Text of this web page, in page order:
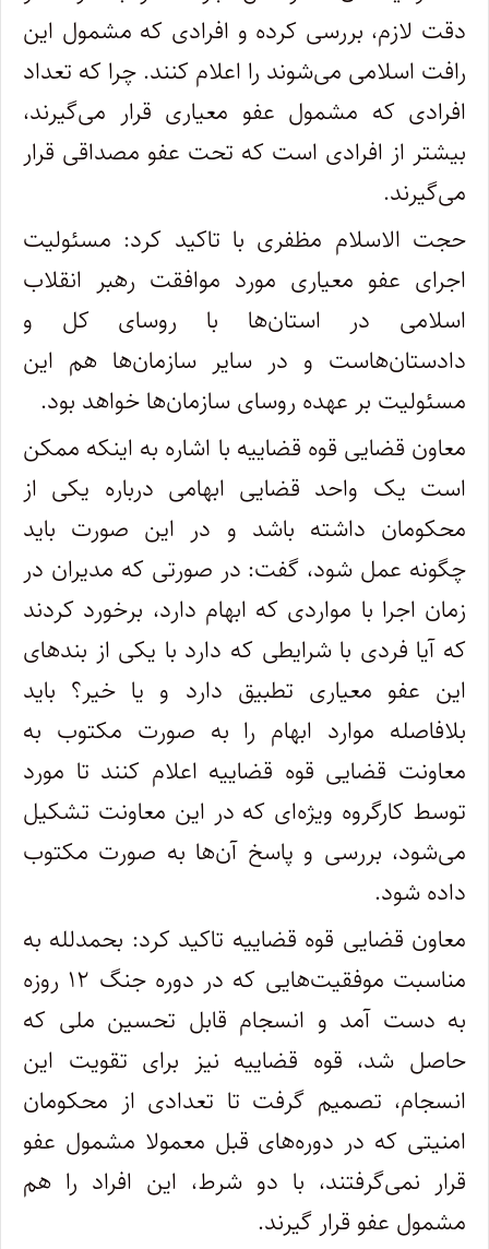
دقت لازم، بررسی کرده و افرادی که مشمول این
رافت اسلامی می‌شوند را اعلام کنند. چرا که تعداد
افرادی که مشمول عفو معیاری قرار می‌گیرند،
بیشتر از افرادی است که تحت عفو مصداقی قرار
می‌گیرند.
حجت الاسلام مظفری با تاکید کرد: مسئولیت
اجرای عفو معیاری مورد موافقت رهبر انقلاب
اسلامی در استان‌ها با روسای کل و
دادستان‌هاست و در سایر سازمان‌ها هم این
مسئولیت بر عهده روسای سازمان‌ها خواهد بود.
معاون قضایی قوه قضاییه با اشاره به اینکه ممکن
است یک واحد قضایی ابهامی درباره یکی از
محکومان داشته باشد و در این صورت باید
چگونه عمل شود، گفت: در صورتی که مدیران در
زمان اجرا با مواردی که ابهام دارد، برخورد کردند
که آیا فردی با شرایطی که دارد با یکی از بند‌های
این عفو معیاری تطبیق دارد و یا خیر؟ باید
بلافاصله موارد ابهام را به صورت مکتوب به
معاونت قضایی قوه قضاییه اعلام کنند تا مورد
توسط کارگروه ویژه‌ای که در این معاونت تشکیل
می‌شود، بررسی و پاسخ آن‌ها به صورت مکتوب
داده شود.
معاون قضایی قوه قضاییه تاکید کرد: بحمدلله به
مناسبت موفقیت‌هایی که در دوره جنگ ۱۲ روزه
به دست آمد و انسجام قابل تحسین ملی که
حاصل شد، قوه قضاییه نیز برای تقویت این
انسجام، تصمیم گرفت تا تعدادی از محکومان
امنیتی که در دوره‌های قبل معمولا مشمول عفو
قرار نمی‌گرفتند، با دو شرط، این افراد را هم
مشمول عفو قرار گیرند.